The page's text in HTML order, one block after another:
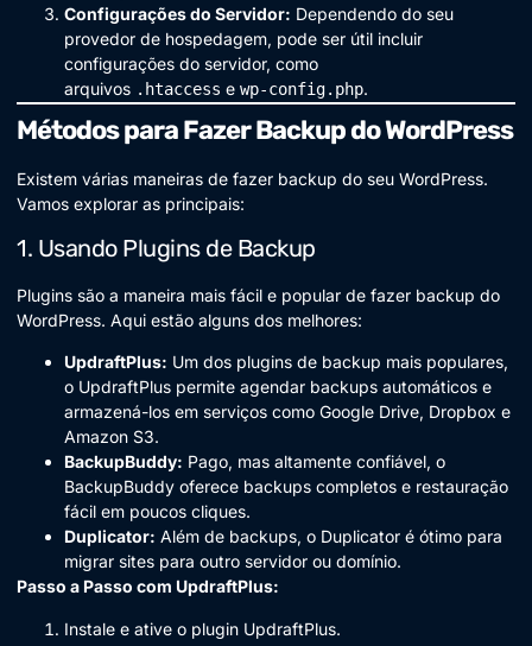
Configurações do Servidor: Dependendo do seu
provedor de hospedagem, pode ser útil incluir
configurações do servidor, como
arquivos .htaccess e wp-config.php.
Métodos para Fazer Backup do WordPress
Existem várias maneiras de fazer backup do seu WordPress.
Vamos explorar as principais:
1. Usando Plugins de Backup
Plugins são a maneira mais fácil e popular de fazer backup do
WordPress. Aqui estão alguns dos melhores:
UpdraftPlus: Um dos plugins de backup mais populares,
o UpdraftPlus permite agendar backups automáticos e
armazená-los em serviços como Google Drive, Dropbox e
Amazon S3.
BackupBuddy: Pago, mas altamente confiável, o
BackupBuddy oferece backups completos e restauração
fácil em poucos cliques.
Duplicator: Além de backups, o Duplicator é ótimo para
migrar sites para outro servidor ou domínio.
Passo a Passo com UpdraftPlus:
Instale e ative o plugin UpdraftPlus.